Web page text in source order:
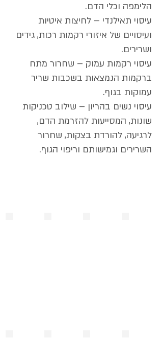
הלימפה וכלי הדם.
עיסוי תאילנדי – לחיצות איטיות
ועיסויים של איזורי רקמות רכות, גידים
ושרירים.
עיסוי רקמות עמוק – שחרור מתח
ברקמות הנמצאות בשכבות שריר
עמוקות בגוף.
עיסוי נשים בהריון – שילוב טכניקות
שונות, המסייעות להזרמת הדם,
לרגיעה, להורדת בצקות, שחרור
השרירים וגמישותם וריפוי הגוף.